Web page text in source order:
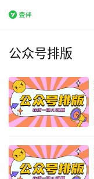
公众号排版